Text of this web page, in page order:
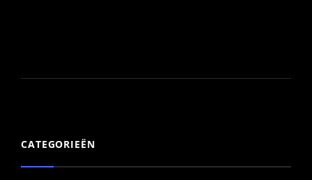
CATEGORIEËN